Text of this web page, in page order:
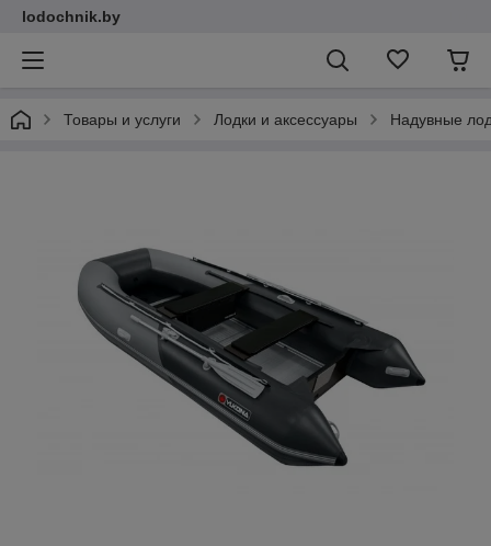
lodochnik.by
Товары и услуги Лодки и аксессуары Надувные